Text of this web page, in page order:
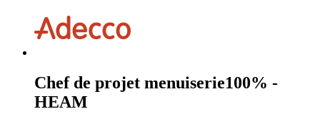
Chef de projet menuiserie100% -
HEAM